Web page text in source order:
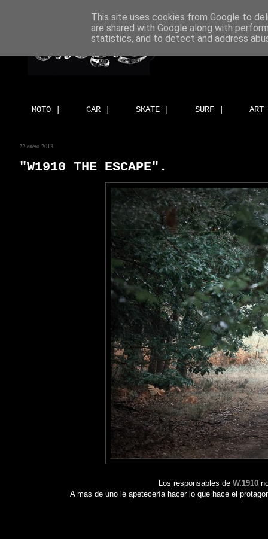
MOTO | CAR | SKATE | SURF |
22 enero 2013
"W1910 THE ESCAPE".
Los responsables deW.1910
A mas de uno le apetecería hacer lo que hace el
This site uses cookies from Google to
are shared with Google along with
statistics, and to detect and address